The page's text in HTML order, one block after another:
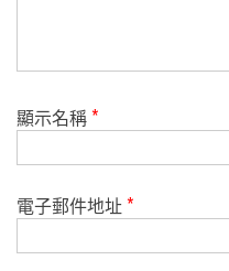
顯示名稱*
電子郵件地址*